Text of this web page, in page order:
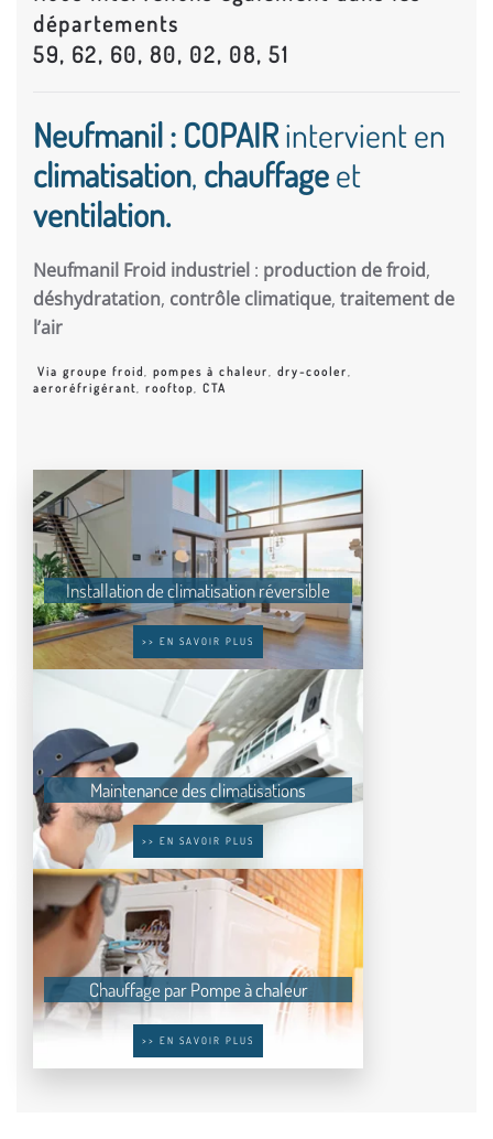
départements
59, 62, 60, 80, 02, 08, 51
Neufmanil : COPAIRintervient en
climatisation, chauffageet
ventilation.
Neufmanil Froid industriel : production de froid,
déshydratation, contrôle climatique, traitement de
l’air
Via groupe froid, pompes à chaleur, dry-cooler,
aeroréfrigérant, rooftop, CTA
Installation de climatisation réversible
>> EN SAVOIR PLUS
Maintenance des climatisations
>> EN SAVOIR PLUS
Chauffage par Pompe à chaleur
>> EN SAVOIR PLUS